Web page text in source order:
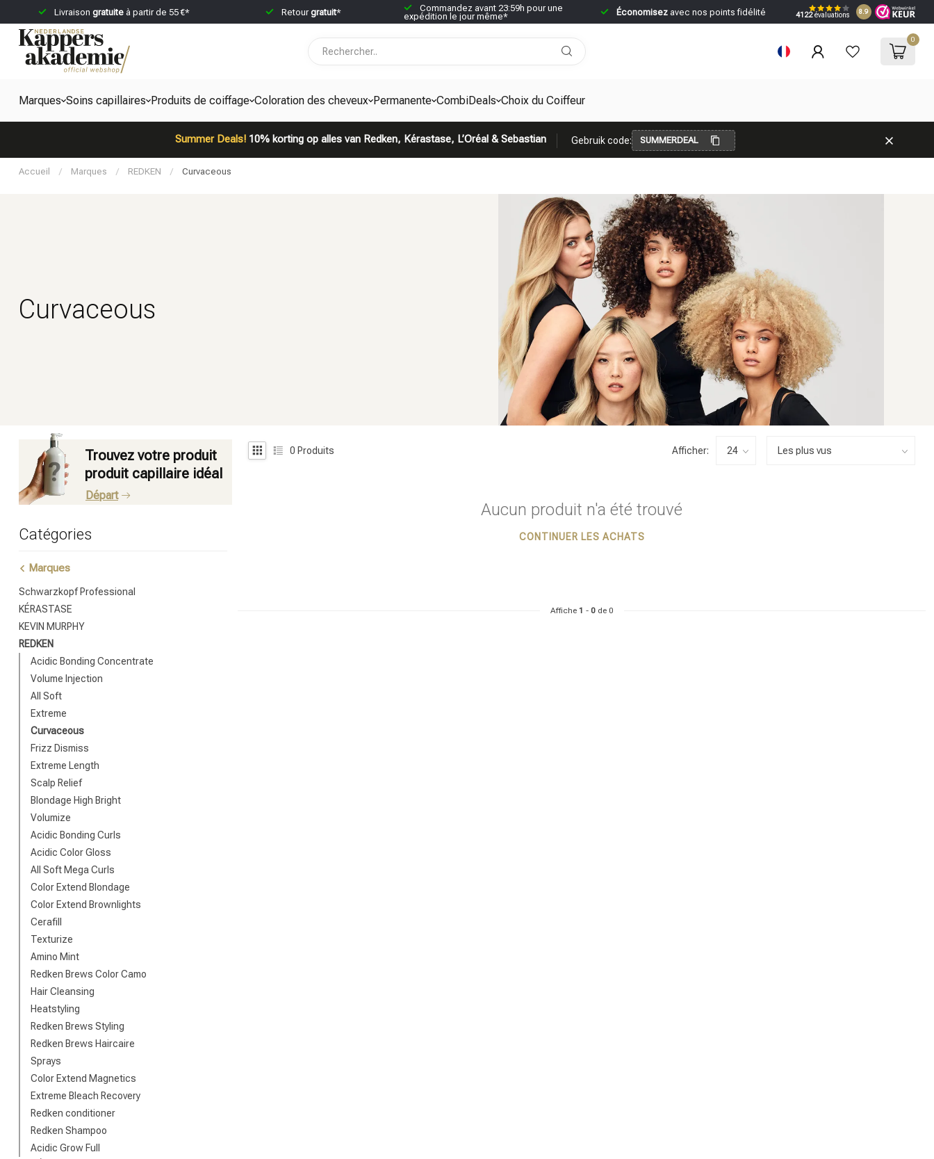
Livraison gratuiteà partir de 55 €* Retourgratuit*
Commandez avant 23:59h pour une
expédition le jour même*
Économisezavec nos points fidélité 4122évaluations 8.9
0
Marques Soins capillaires Produits de coiffage Coloration des cheveux Permanente CombiDeals Choix du Coiffeur
Summer Deals!10% korting op alles van Redken, Kérastase, L’Oréal & Sebastian Gebruik code: SUMMERDEAL
Accueil / Marques / REDKEN / Curvaceous
Curvaceous
Trouvez votre produit
produit capillaire idéal
Départ
Catégories
Marques
Schwarzkopf Professional
KÉRASTASE
KEVIN MURPHY
REDKEN
Acidic Bonding Concentrate
Volume Injection
All Soft
Extreme
Curvaceous
Frizz Dismiss
Extreme Length
Scalp Relief
Blondage High Bright
Volumize
Acidic Bonding Curls
Acidic Color Gloss
All Soft Mega Curls
Color Extend Blondage
Color Extend Brownlights
Cerafill
Texturize
Amino Mint
Redken Brews Color Camo
Hair Cleansing
Heatstyling
Redken Brews Styling
Redken Brews Haircaire
Sprays
Color Extend Magnetics
Extreme Bleach Recovery
Redken conditioner
Redken Shampoo
Acidic Grow Full
0 Produits Afficher:
Aucun produit n'a été trouvé
CONTINUER LES ACHATS
Affiche 1 - 0de 0